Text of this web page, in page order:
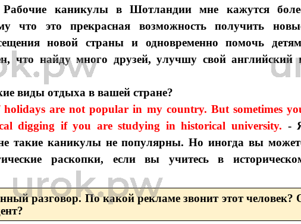
каникулы в Шотландии мне кажутся
что это прекрасная возможность получить
новой страны и одновременно помочь
что найду много друзей, улучшу свой английский
виды отдыха в вашей стране?
are not popular in my country. But sometimes
digging if you are studying in historical university. -
такие каникулы не популярны. Но иногда вы
раскопки, если вы учитесь в
разговор. По какой рекламе звонит этот человек?